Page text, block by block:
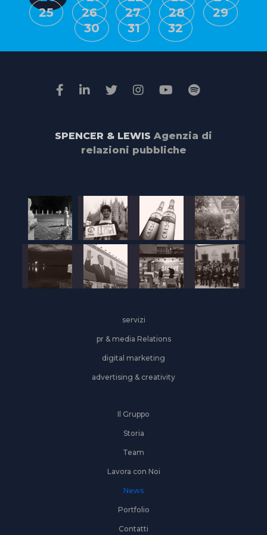
un
documentario
25
26 27 28
29
30
31 32
SPENCER & LEWIS Agenzia di
relazioni pubbliche
servizi
pr & media Relations
digital marketing
advertising & creativity
Il Gruppo
Storia
Team
Lavora con Noi
News
Portfolio
Contatti